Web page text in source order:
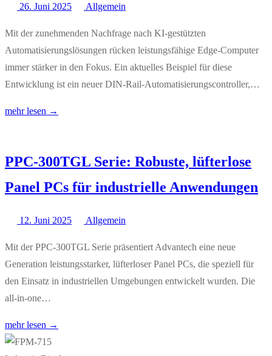
26. Juni 2025 Allgemein
Mit der zunehmenden Nachfrage nach KI-gestützten
Automatisierungslösungen rücken leistungsfähige Edge-Computer
immer stärker in den Fokus. Ein aktuelles Beispiel für diese
Entwicklung ist ein neuer DIN-Rail-Automatisierungscontroller,…
mehr lesen →
PPC-300TGL Serie: Robuste, lüfterlose
Panel PCs für industrielle Anwendungen
12. Juni 2025 Allgemein
Mit der PPC-300TGL Serie präsentiert Advantech eine neue
Generation leistungsstarker, lüfterloser Panel PCs, die speziell für
den Einsatz in industriellen Umgebungen entwickelt wurden. Die
all-in-one…
mehr lesen →